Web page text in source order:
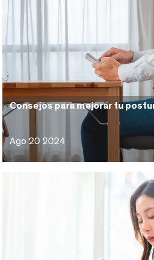
Consejos para mejorar tu
Ago 20 2024